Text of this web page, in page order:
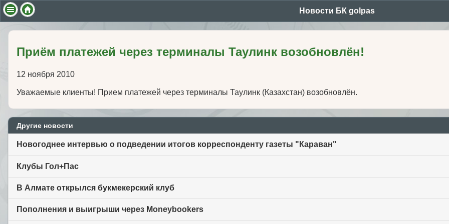
Новости БК golpas
Приём платежей через терминалы Таулинк возобновлён!
12 ноября 2010
Уважаемые клиенты! Прием платежей через терминалы Таулинк (Казахстан) возобновлён.
Другие новости
Новогоднее интервью о подведении итогов корреспонденту газеты "Караван"
Клубы Гол+Пас
В Алмате открылся букмекерский клуб
Пополнения и выигрыши через Moneybookers